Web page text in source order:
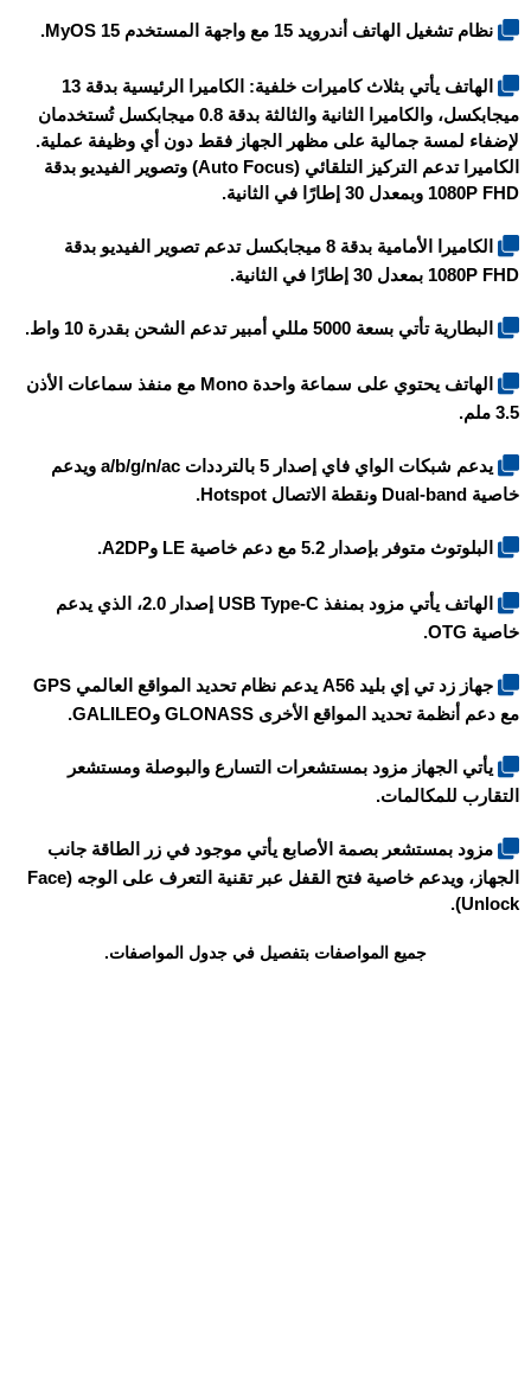
نظام تشغيل الهاتف أندرويد 15 مع واجهة المستخدم MyOS 15.
الهاتف يأتي بثلاث كاميرات خلفية: الكاميرا الرئيسية بدقة 13
ميجابكسل، والكاميرا الثانية والثالثة بدقة 0.8 ميجابكسل تُستخدمان
لإضفاء لمسة جمالية على مظهر الجهاز فقط دون أي وظيفة عملية.
الكاميرا تدعم التركيز التلقائي (Auto Focus) وتصوير الفيديو بدقة
1080P FHD وبمعدل 30 إطارًا في الثانية.
الكاميرا الأمامية بدقة 8 ميجابكسل تدعم تصوير الفيديو بدقة
1080P FHD بمعدل 30 إطارًا في الثانية.
البطارية تأتي بسعة 5000 مللي أمبير تدعم الشحن بقدرة 10 واط.
الهاتف يحتوي على سماعة واحدة Mono مع منفذ سماعات الأذن
3.5 ملم.
يدعم شبكات الواي فاي إصدار 5 بالترددات a/b/g/n/ac ويدعم
خاصية Dual-band ونقطة الاتصال Hotspot.
البلوتوث متوفر بإصدار 5.2 مع دعم خاصية LE وA2DP.
الهاتف يأتي مزود بمنفذ USB Type-C إصدار 2.0، الذي يدعم
خاصية OTG.
جهاز زد تي إي بليد A56
يدعم نظام تحديد المواقع العالمي GPS
مع دعم أنظمة تحديد المواقع الأخرى GLONASS وGALILEO.
يأتي الجهاز مزود بمستشعرات التسارع والبوصلة ومستشعر
التقارب للمكالمات.
مزود بمستشعر بصمة الأصابع يأتي موجود في زر الطاقة جانب
الجهاز، ويدعم خاصية فتح القفل عبر تقنية التعرف على الوجه (Face
Unlock).
جميع المواصفات بتفصيل في جدول المواصفات.